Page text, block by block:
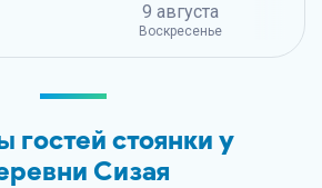
9 августа
Воскресенье
гостей стоянки у
Сизая